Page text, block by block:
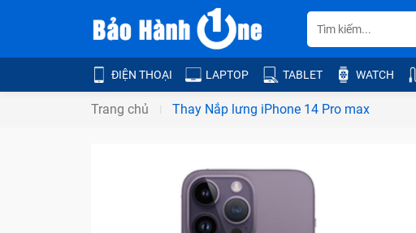
ĐIỆN THOẠI LAPTOP TABLET WATCH
Trang chủ Thay Nắp lưng iPhone 14 Pro max